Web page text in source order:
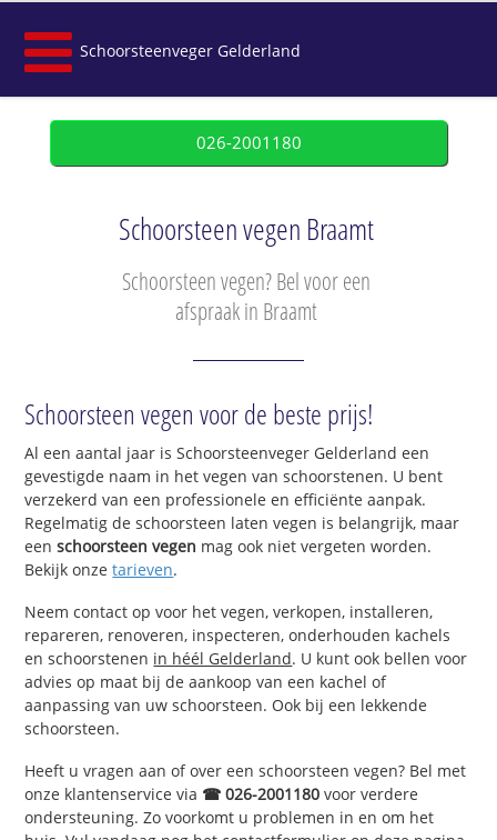
Schoorsteenveger Gelderland
026-2001180
Schoorsteen vegen Braamt
Schoorsteen vegen? Bel voor een
afspraak in Braamt
Schoorsteen vegen voor de beste prijs!
Al een aantal jaar is Schoorsteenveger Gelderland een
gevestigde naam in het vegen van schoorstenen. U bent
verzekerd van een professionele en efficiënte aanpak.
Regelmatig de schoorsteen laten vegen is belangrijk, maar
eenschoorsteen vegen mag ook niet vergeten worden.
Bekijk onzetarieven.
Neem contact op voor het vegen, verkopen, installeren,
repareren, renoveren, inspecteren, onderhouden kachels
en schoorstenen in héél Gelderland. U kunt ook bellen voor
advies op maat bij de aankoop van een kachel of
aanpassing van uw schoorsteen. Ook bij een lekkende
schoorsteen.
Heeft u vragen aan of over een schoorsteen vegen? Bel met
onze klantenservice via ☎ 026-2001180 voor verdere
ondersteuning. Zo voorkomt u problemen in en om het